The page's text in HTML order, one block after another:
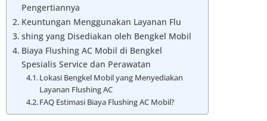
Pengertiannya
Keuntungan Menggunakan Layanan Flu
shing yang Disediakan oleh Bengkel Mobil
Biaya Flushing AC Mobil di Bengkel
Spesialis Service dan Perawatan
Lokasi Bengkel Mobil yang Menyediakan
Layanan Flushing AC
FAQ Estimasi Biaya Flushing AC Mobil?